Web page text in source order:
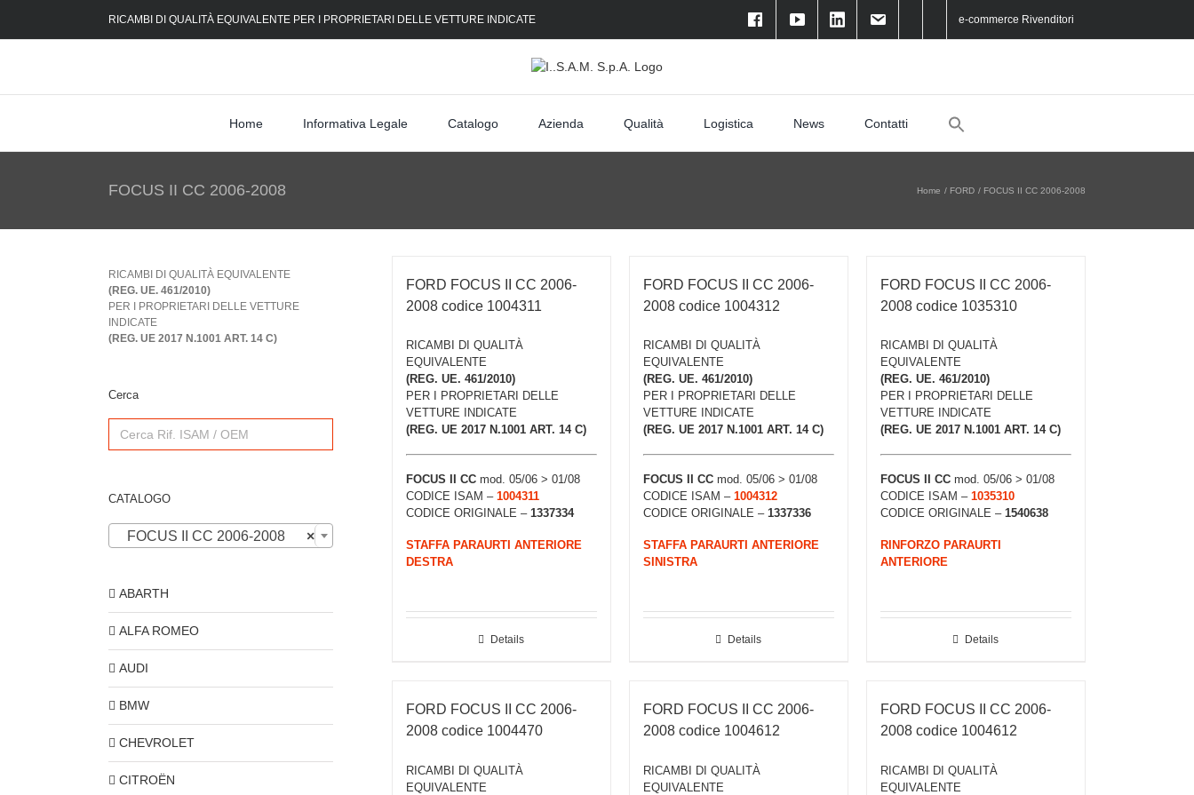
RICAMBI DI QUALITÀ EQUIVALENTE PER I PROPRIETARI DELLE VETTURE INDICATE e-commerce Rivenditori
Home Informativa Legale Catalogo Azienda Qualità Logistica News Contatti
FOCUS II CC 2006-2008 Home FORD FOCUS II CC 2006-2008
FORD FOCUS II CC 2006-
2008 codice 1004311
RICAMBI DI QUALITÀ
EQUIVALENTE
(REG. UE. 461/2010)
PER I PROPRIETARI DELLE
VETTURE INDICATE
(REG. UE 2017 N.1001 ART. 14 C)
FOCUS II CC mod. 05/06 > 01/08
CODICE ISAM – 1004311
CODICE ORIGINALE – 1337334
STAFFA PARAURTI ANTERIORE
DESTRA
Details
FORD FOCUS II CC 2006-
2008 codice 1004312
RICAMBI DI QUALITÀ
EQUIVALENTE
(REG. UE. 461/2010)
PER I PROPRIETARI DELLE
VETTURE INDICATE
(REG. UE 2017 N.1001 ART. 14 C)
FOCUS II CCmod. 05/06 > 01/08
CODICE ISAM – 1004312
CODICE ORIGINALE – 1337336
STAFFA PARAURTI ANTERIORE
SINISTRA
Details
FORD FOCUS II CC 2006-
2008 codice 1035310
RICAMBI DI QUALITÀ
EQUIVALENTE
(REG. UE. 461/2010)
PER I PROPRIETARI DELLE
VETTURE INDICATE
(REG. UE 2017 N.1001 ART. 14 C)
FOCUS II CCmod. 05/06 > 01/08
CODICE ISAM – 1035310
CODICE ORIGINALE – 1540638
RINFORZO PARAURTI
ANTERIORE
Details
FORD FOCUS II CC 2006-
2008 codice 1004470
RICAMBI DI QUALITÀ
EQUIVALENTE
FORD FOCUS II CC 2006-
2008 codice 1004612
RICAMBI DI QUALITÀ
EQUIVALENTE
FORD FOCUS II CC 2006-
2008 codice 1004612
RICAMBI DI QUALITÀ
EQUIVALENTE
RICAMBI DI QUALITÀ EQUIVALENTE
(REG. UE. 461/2010)
PER I PROPRIETARI DELLE VETTURE
INDICATE
(REG. UE 2017 N.1001 ART. 14 C)
Cerca
Search
for:
CATALOGO
×
FOCUS II CC 2006-2008
ABARTH
ALFA ROMEO
AUDI
BMW
CHEVROLET
CITROËN